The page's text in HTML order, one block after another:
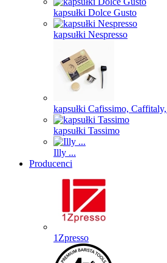
kapsułki Dolce Gusto
kapsułki Nespresso
kapsułki Cafissimo,
kapsułki Tassimo
Illy ...
Producenci
1Zpresso